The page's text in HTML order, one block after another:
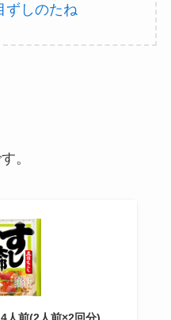
しのたね
。